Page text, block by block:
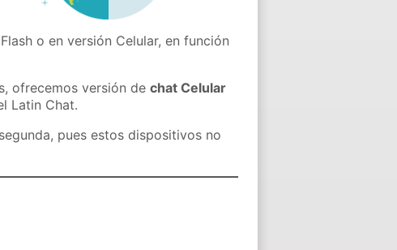
o en versión Celular, en función
ofrecemos versión dechat Celular
Latin Chat.
pues estos dispositivos no